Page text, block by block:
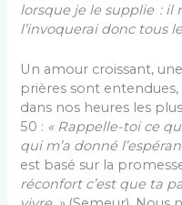
lorsque je le supplie : il
l’invoquerai donc tous
Un amour croissant,
prières sont entendues,
dans nos heures les
50 : « Rappelle-toi ce
qui m’a donné
est basé sur la
réconfort c’est que ta